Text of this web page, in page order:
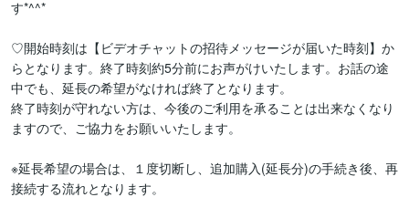
す*^^*
♡開始時刻は【ビデオチャットの招待メッセージが届いた時刻】か
らとなります。終了時刻約5分前にお声がけいたします。お話の途
中でも、延長の希望がなければ終了となります。
終了時刻が守れない方は、今後のご利用を承ることは出来なくなり
ますので、ご協力をお願いいたします。
※延長希望の場合は、１度切断し、追加購入(延長分)の手続き後、再
接続する流れとなります。